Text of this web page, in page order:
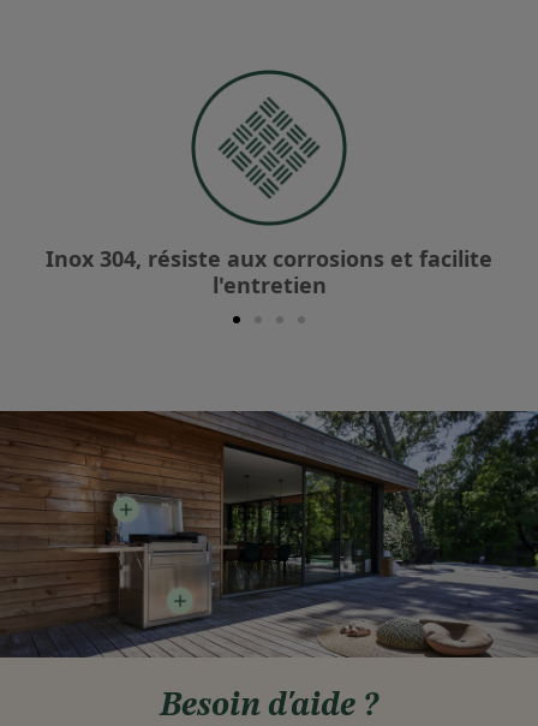
Inox 304, résiste aux corrosions et facilite
l'entretien
Besoin d'aide ?